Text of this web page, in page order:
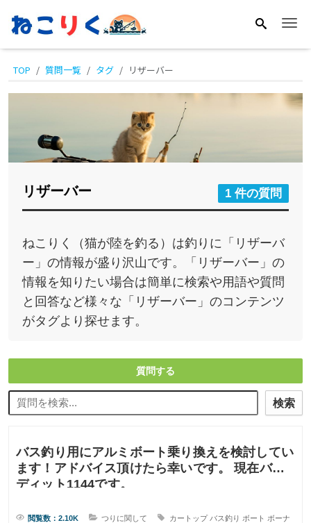
TOP 質問一覧 タグ リザーバー
リザーバー 1 件の質問
ねこりく（猫が陸を釣る）は釣りに「リザーバ
ー」の情報が盛り沢山です。「リザーバー」の
情報を知りたい場合は簡単に検索や用語や質問
と回答など様々な「リザーバー」のコンテンツ
がタグより探せます。
質問する
検索
バス釣り用にアルミボート乗り換えを検討してい
ます！アドバイス頂けたら幸いです。 現在バン
ディット1144です。
閲覧数：2.10K つりに関して カートップ バス釣り ボート ボーナ